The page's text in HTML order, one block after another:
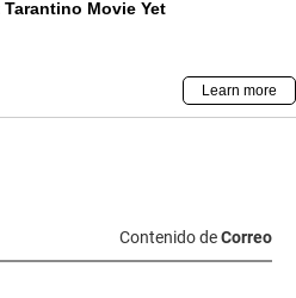
Contenido deCorreo